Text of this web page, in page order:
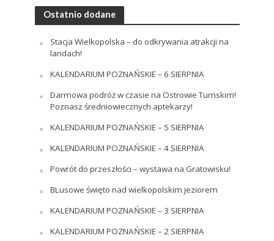
Ostatnio dodane
Stacja Wielkopolska – do odkrywania atrakcji na
landach!
KALENDARIUM POZNAŃSKIE – 6 SIERPNIA
Darmowa podróż w czasie na Ostrowie Tumskim!
Poznasz średniowiecznych aptekarzy!
KALENDARIUM POZNAŃSKIE – 5 SIERPNIA
KALENDARIUM POZNAŃSKIE – 4 SIERPNIA
Powrót do przeszłości – wystawa na Gratowisku!
BLusowe święto nad wielkopolskim jeziorem
KALENDARIUM POZNAŃSKIE – 3 SIERPNIA
KALENDARIUM POZNAŃSKIE – 2 SIERPNIA